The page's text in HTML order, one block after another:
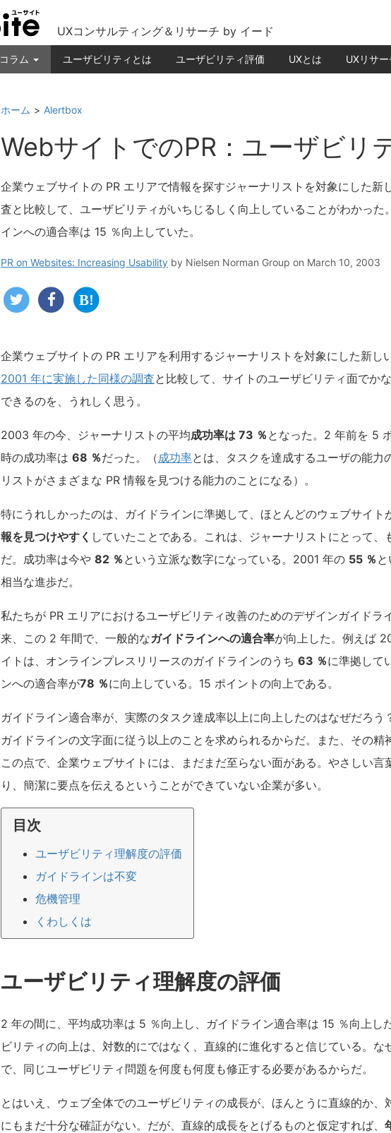
UXコンサルティング＆リサーチ by イード
コラム ユーザビリティとは ユーザビリティ評価 UXとは UXリサー
ホーム Alertbox
WebサイトでのPR：ユーザビリ
企業ウェブサイトの PR エリアで情報を探すジャーナリストを対象にした新
査と比較して、ユーザビリティがいちじるしく向上していることがわかった
インへの適合率は 15 ％向上していた。
PR on Websites: Increasing Usability by Nielsen Norman Group on March 10, 2003
企業ウェブサイトの PR エリアを利用するジャーナリストを対象にした新し
2001 年に実施した同様の調査と比較して、サイトのユーザビリティ面でか
できるのを、うれしく思う。
2003 年の今、ジャーナリストの平均成功率は 73 ％ となった。2 年前を 5
時の成功率は 68 ％だった。（成功率とは、タスクを達成するユーザの能力
リストがさまざまな PR 情報を見つける能力のことになる）。
特にうれしかったのは、ガイドラインに準拠して、ほとんどのウェブサイト
報を見つけやすく していたことである。これは、ジャーナリストにとって、
だ。成功率は今や 82 ％ という立派な数字になっている。2001 年の 55 ％
相当な進歩だ。
私たちが PR エリアにおけるユーザビリティ改善のためのデザインガイドラ
来、この 2 年間で、一般的なガイドラインへの適合率が向上した。例えば
イトは、オンラインプレスリリースのガイドラインのうち 63 ％に準拠して
ンへの適合率が78 ％に向上している。15 ポイントの向上である。
ガイドライン適合率が、実際のタスク達成率以上に向上したのはなぜだろう
ガイドラインの文字面に従う以上のことを求められるからだ。また、その精
この点で、企業ウェブサイトには、まだまだ至らない面がある。やさしい言
り、簡潔に要点を伝えるということができていない企業が多い。
目次
ユーザビリティ理解度の評価
ガイドラインは不変
危機管理
くわしくは
ユーザビリティ理解度の評価
2 年の間に、平均成功率は 5 ％向上し、ガイドライン適合率は 15 ％向上し
ビリティの向上は、対数的にではなく、直線的に進化すると信じている。な
で、同じユーザビリティ問題を何度も何度も修正する必要があるからだ。
とはいえ、ウェブ全体でのユーザビリティの成長が、ほんとうに直線的か
にもまだ十分な確証がない。だが、直線的成長をとげるものと仮定すれば、